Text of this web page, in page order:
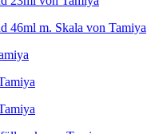
46ml m. Skala von Tamiya